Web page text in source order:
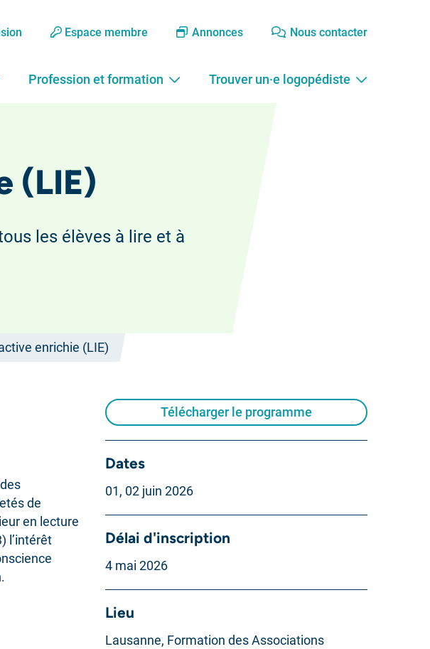
Espace membre Annonces Nous contacter
Profession et formation Trouver un·e logopédiste
(LIE)
les élèves à lire et à
enrichie (LIE)
de
en lecture
l’intérêt
Télécharger le programme
Dates
01, 02 juin 2026
Délai d'inscription
4 mai 2026
Lieu
Lausanne, Formation des Associations